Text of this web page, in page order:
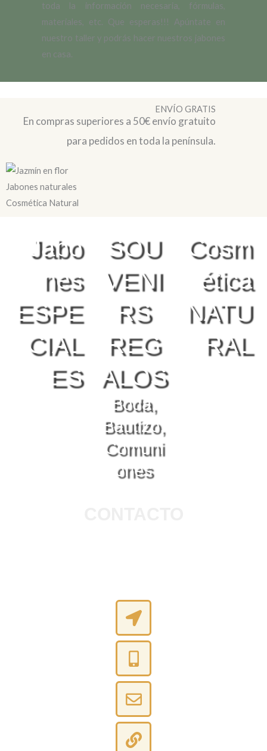
toda la información necesaria, fórmulas,
materiales, etc. Que esperas!!! Apúntate en
nuestro taller y podrás hacer nuestros jabones
en casa.
ENVÍO GRATIS
En compras superiores a 50€ envío gratuito
para pedidos en toda la península.
Jabo
nes
ESPE
CIAL
ES
SOU
VENI
RS
REG
ALOS
Boda,
Bautizo,
Comuni
ones
Cosm
ética
NATU
RAL